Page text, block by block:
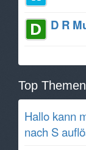
D R
Top Themen
Hallo kann
nach S